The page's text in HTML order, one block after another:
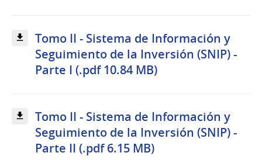
Tomo II - Sistema de Información y
Seguimiento de la Inversión (SNIP) -
Parte I (.pdf 10.84 MB)
Tomo II - Sistema de Información y
Seguimiento de la Inversión (SNIP) -
Parte II (.pdf 6.15 MB)